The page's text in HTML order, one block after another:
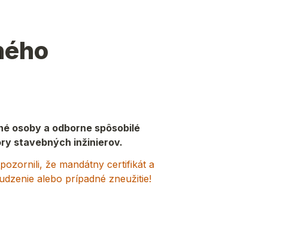
osoby a odborne spôsobilé
stavebných inžinierov.
že mandátny certifikát a
alebo prípadné zneužitie!